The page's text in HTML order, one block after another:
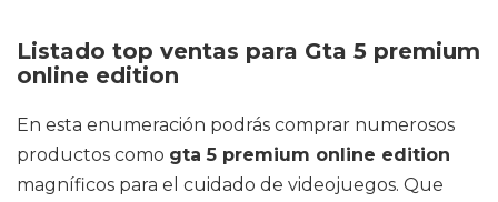
Listado top ventas para Gta 5 premium
online edition
En esta enumeración podrás comprar numerosos
productos como gta 5 premium online edition
magníficos para el cuidado de videojuegos. Que